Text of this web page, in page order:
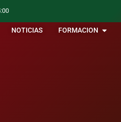
NOTICIAS FORMACION